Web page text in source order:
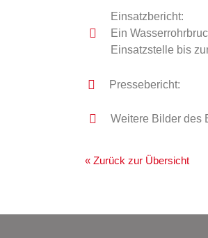
Einsatzbericht:
Ein
Einsatzstelle bis
Pressebericht:
Weitere Bilder des
« Zurück zur Übersicht